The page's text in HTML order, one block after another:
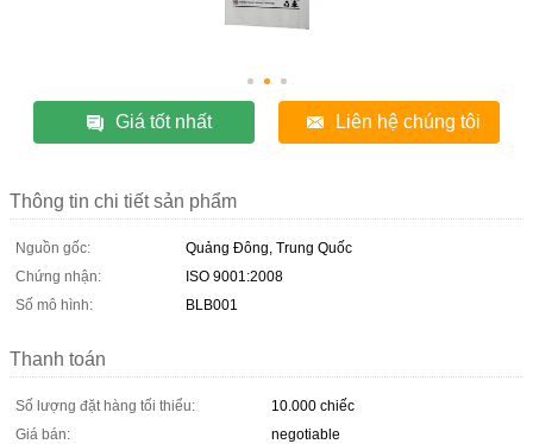
Giá tốt nhất Liên hệ chúng tôi
Thông tin chi tiết sản phẩm
Nguồn gốc:
Quảng Đông, Trung Quốc
Chứng nhận:
ISO 9001:2008
Số mô hình:
BLB001
Thanh toán
Số lượng đặt hàng tối thiểu:
10.000 chiếc
Giá bán:
negotiable